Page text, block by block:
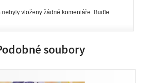
nebyly vloženy žádné komentáře. Buďte
soubory